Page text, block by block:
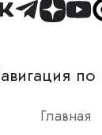
Join
по
Главная